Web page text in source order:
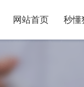
网站首页 秒懂